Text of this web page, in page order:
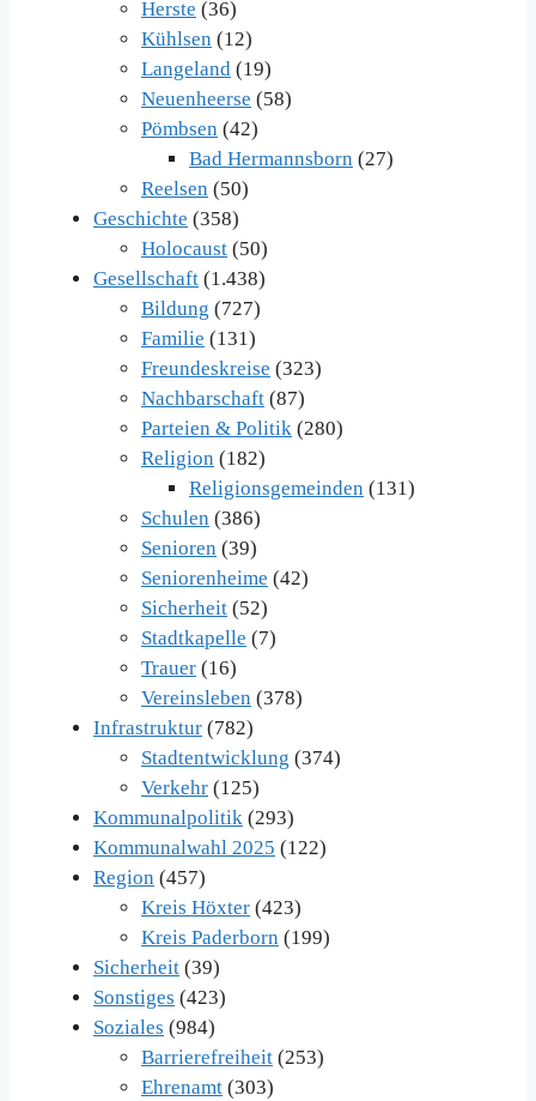
Herste (36)
Kühlsen (12)
Langeland (19)
Neuenheerse (58)
Pömbsen (42)
Bad Hermannsborn (27)
Reelsen (50)
Geschichte (358)
Holocaust (50)
Gesellschaft (1.438)
Bildung (727)
Familie (131)
Freundeskreise (323)
Nachbarschaft (87)
Parteien & Politik (280)
Religion (182)
Religionsgemeinden (131)
Schulen (386)
Senioren (39)
Seniorenheime (42)
Sicherheit (52)
Stadtkapelle (7)
Trauer (16)
Vereinsleben (378)
Infrastruktur (782)
Stadtentwicklung (374)
Verkehr (125)
Kommunalpolitik (293)
Kommunalwahl 2025 (122)
Region (457)
Kreis Höxter (423)
Kreis Paderborn (199)
Sicherheit (39)
Sonstiges (423)
Soziales (984)
Barrierefreiheit (253)
Ehrenamt (303)